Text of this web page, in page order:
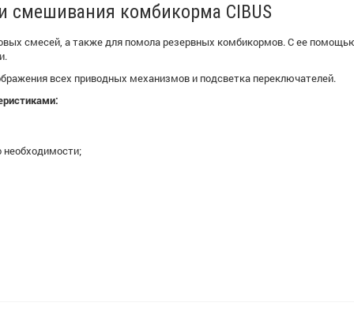
смешивания комбикорма CIBUS
смесей, а также для помола резервных комбикормов. С ее
всех приводных механизмов и подсветка переключателей.
необходимости;